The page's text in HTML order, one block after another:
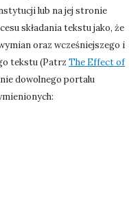
lub na jej stronie
składania tekstu jako, że
oraz wcześniejszego i
tekstu (Patrz The Effect of
dowolnego portalu